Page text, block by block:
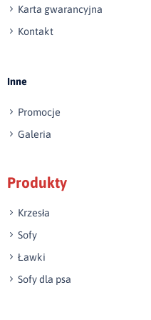
Wyślij opinię
Karta gwarancyjna
Kontakt
Inne
Promocje
Galeria
Produkty
Krzesła
Sofy
Ławki
Sofy dla psa